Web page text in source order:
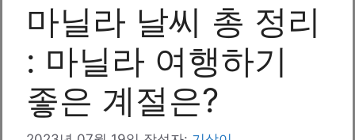
마닐라 날씨 총 정리
: 마닐라 여행하기
좋은 계절은?